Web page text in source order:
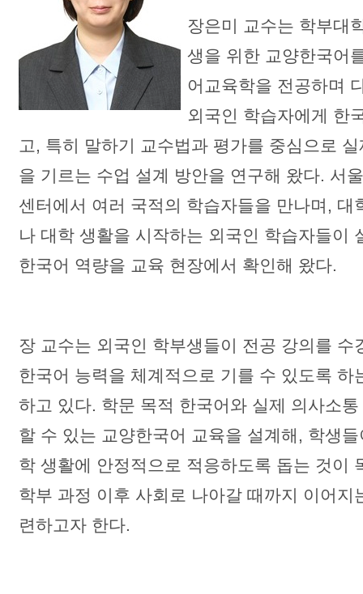
장은미 교수는 학부대
생을 위한 교양한국어
어교육학을 전공하며
외국인 학습자에게 한
고, 특히 말하기 교수법과 평가를 중심으로
을 기르는 수업 설계 방안을 연구해 왔다. 서
센터에서 여러 국적의 학습자들을 만나며, 대
나 대학 생활을 시작하는 외국인 학습자들이
한국어 역량을 교육 현장에서 확인해 왔다.
장 교수는 외국인 학부생들이 전공 강의를 수
한국어 능력을 체계적으로 기를 수 있도록 하
하고 있다. 학문 목적 한국어와 실제 의사소
할 수 있는 교양한국어 교육을 설계해, 학생
학 생활에 안정적으로 적응하도록 돕는 것이
학부 과정 이후 사회로 나아갈 때까지 이어지
련하고자 한다.